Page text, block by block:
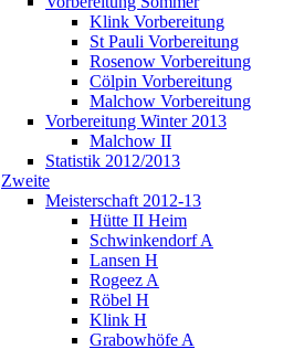
Klink Vorbereitung
St Pauli Vorbereitung
Rosenow Vorbereitung
Cölpin Vorbereitung
Malchow Vorbereitung
Vorbereitung Winter 2013
Malchow II
Statistik 2012/2013
Zweite
Meisterschaft 2012-13
Hütte II Heim
Schwinkendorf A
Lansen H
Rogeez A
Röbel H
Klink H
Grabowhöfe A